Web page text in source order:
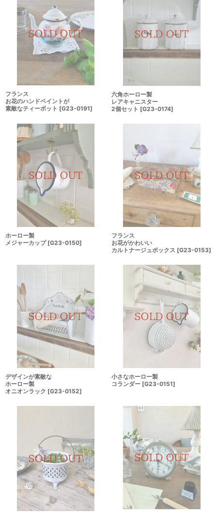
フランス
お花のハンドペイントが
素敵なティーポット [G23-0191]
六角ホーロー製
レアキャニスター
2個セット [G23-0174]
ホーロー製
メジャーカップ [G23-0150]
フランス
お花がかわいい
カルトナージュボックス [G23-0153]
デザインが素敵な
ホーロー製
オニオンラック [G23-0152]
小さなホーロー製
コランダー [G23-0151]